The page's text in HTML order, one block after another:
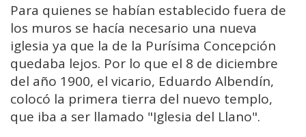
Para quienes se habían establecido fuera de
los muros se hacía necesario una nueva
iglesia ya que la de la Purísima Concepción
quedaba lejos. Por lo que el 8 de diciembre
del año 1900, el vicario, Eduardo Albendín,
colocó la primera tierra del nuevo templo,
que iba a ser llamado "Iglesia del Llano".